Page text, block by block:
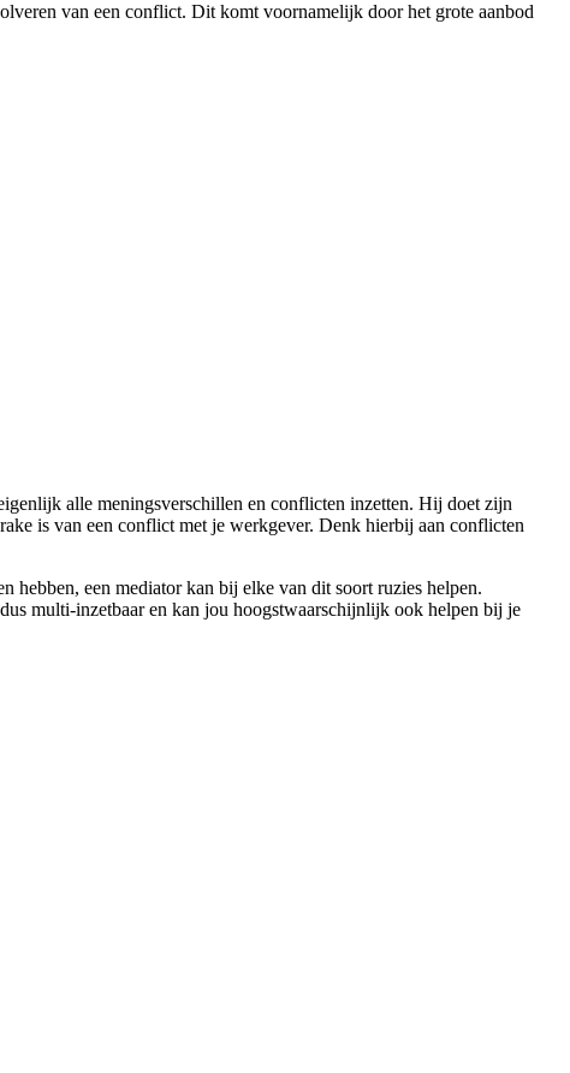
van een conflict. Dit komt voornamelijk door het grote aanbod
alle meningsverschillen en conflicten inzetten. Hij doet zijn
is van een conflict met je werkgever. Denk hierbij aan conflicten
hebben, een mediator kan bij elke van dit soort ruzies helpen.
multi-inzetbaar en kan jou hoogstwaarschijnlijk ook helpen bij je